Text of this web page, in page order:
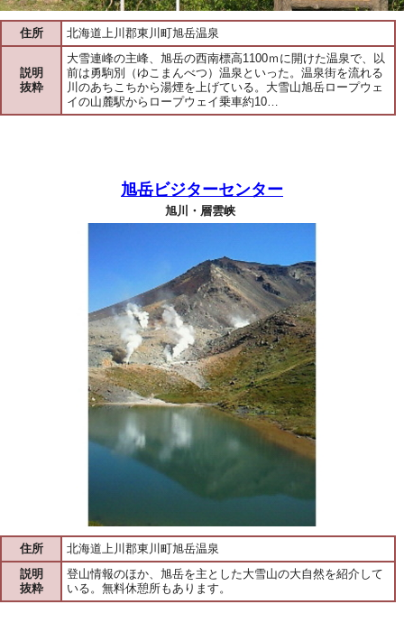
住所 北海道上川郡東川町旭岳温泉
説明
抜粋
大雪連峰の主峰、旭岳の西南標高1100ｍに開けた温泉で、以
前は勇駒別（ゆこまんべつ）温泉といった。温泉街を流れる
川のあちこちから湯煙を上げている。大雪山旭岳ロープウェ
イの山麓駅からロープウェイ乗車約10…
旭岳ビジターセンター
旭川・層雲峡
住所
北海道上川郡東川町旭岳温泉
説明
抜粋
登山情報のほか、旭岳を主とした大雪山の大自然を紹介して
いる。無料休憩所もあります。